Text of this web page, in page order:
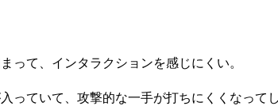
って、インタラクションを感じにくい。
ていて、攻撃的な一手が打ちにくくなってし